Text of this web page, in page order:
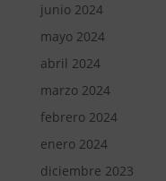
junio 2024
mayo 2024
abril 2024
marzo 2024
febrero 2024
enero 2024
diciembre 2023